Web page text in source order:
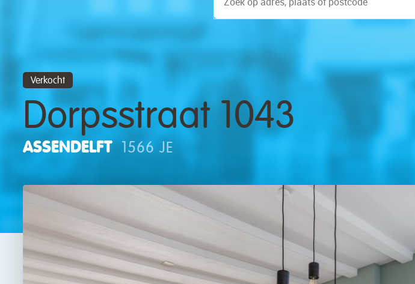
Verkocht
Dorpsstraat 1043
ASSENDELFT 1566 JE